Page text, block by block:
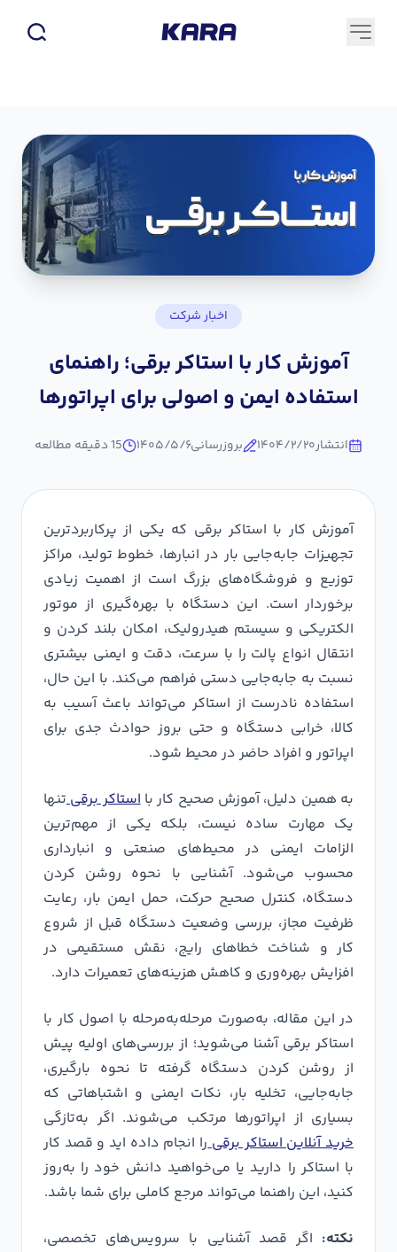
اخبار شرکت
آموزش کار با استاکر برقی؛ راهنمای
استفاده ایمن و اصولی برای اپراتورها
انتشار۱۴۰۴/۲/۲۰ بروزرسانی۱۴۰۵/۵/۶ 15دقیقه مطالعه
آموزش کار با استاکر برقی که یکی از پرکاربردترین
تجهیزات جابه‌جایی بار در انبارها، خطوط تولید، مراکز
توزیع و فروشگاه‌های بزرگ است از اهمیت زیادی
برخوردار است. این دستگاه با بهره‌گیری از موتور
الکتریکی و سیستم هیدرولیک، امکان بلند کردن و
انتقال انواع پالت را با سرعت، دقت و ایمنی بیشتری
نسبت به جابه‌جایی دستی فراهم می‌کند. با این حال،
استفاده نادرست از استاکر می‌تواند باعث آسیب به
کالا، خرابی دستگاه و حتی بروز حوادث جدی برای
اپراتور و افراد حاضر در محیط شود.
به همین دلیل، آموزش صحیح کار بااستاکر برقیتنها
یک مهارت ساده نیست، بلکه یکی از مهم‌ترین
الزامات ایمنی در محیط‌های صنعتی و انبارداری
محسوب می‌شود. آشنایی با نحوه روشن کردن
دستگاه، کنترل صحیح حرکت، حمل ایمن بار، رعایت
ظرفیت مجاز، بررسی وضعیت دستگاه قبل از شروع
کار و شناخت خطاهای رایج، نقش مستقیمی در
افزایش بهره‌وری و کاهش هزینه‌های تعمیرات دارد.
در این مقاله، به‌صورت مرحله‌به‌مرحله با اصول کار با
استاکر برقی آشنا می‌شوید؛ از بررسی‌های اولیه پیش
از روشن کردن دستگاه گرفته تا نحوه بارگیری،
جابه‌جایی، تخلیه بار، نکات ایمنی و اشتباهاتی که
بسیاری از اپراتورها مرتکب می‌شوند. اگر به‌تازگی
خرید آنلاین استاکر برقیرا انجام داده اید و قصد کار
با استاکر را دارید یا می‌خواهید دانش خود را به‌روز
کنید، این راهنما می‌تواند مرجع کاملی برای شما باشد.
نکته: اگر قصد آشنایی با سرویس‌های تخصصی،